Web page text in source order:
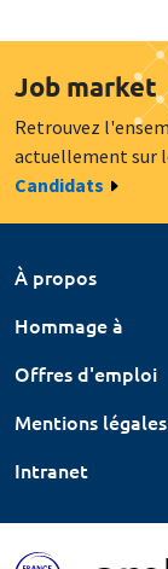
Job market
Retrouvez
actuellement sur
Candidats
À propos
Hommage à
Offres d'emploi
Mentions légales
Intranet